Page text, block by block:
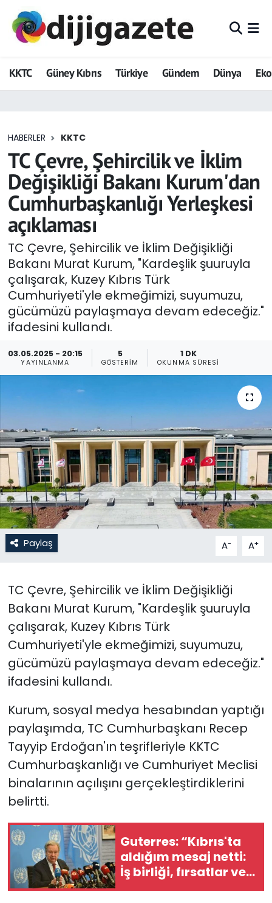
KKTC Güney Kıbrıs Türkiye Gündem Dünya
HABERLER KKTC
TC Çevre, Şehircilik ve İklim
Değişikliği Bakanı Kurum'dan
Cumhurbaşkanlığı Yerleşkesi
açıklaması
TC Çevre, Şehircilik ve İklim Değişikliği
Bakanı Murat Kurum, "Kardeşlik şuuruyla
çalışarak, Kuzey Kıbrıs Türk
Cumhuriyeti'yle ekmeğimizi, suyumuzu,
gücümüzü paylaşmaya devam edeceğiz."
ifadesini kullandı.
03.05.2025 - 20:15
YAYINLANMA
5
GÖSTERIM
1 DK
OKUNMA SÜRESI
Paylaş A- A+
TC Çevre, Şehircilik ve İklim Değişikliği
Bakanı Murat Kurum, "Kardeşlik şuuruyla
çalışarak, Kuzey Kıbrıs Türk
Cumhuriyeti'yle ekmeğimizi, suyumuzu,
gücümüzü paylaşmaya devam edeceğiz."
ifadesini kullandı.
Kurum, sosyal medya hesabından yaptığı
paylaşımda, TC Cumhurbaşkanı Recep
Tayyip Erdoğan'ın teşrifleriyle KKTC
Cumhurbaşkanlığı ve Cumhuriyet Meclisi
binalarının açılışını gerçekleştirdiklerini
belirtti.
Guterres: “Kıbrıs'ta
aldığım mesaj netti:
İş birliği, fırsatlar ve
barışla şekillenen bir
ADVERTORIAL
Dijigazete
Eğitim
Ekonomi
Foto Galeri
GEZİ
Güncel
Gündem
KKTC
KKTC YEREL SEÇİM 2018
Kültür Sanat
Magazin
Moda
Nöbetçi Eczaneler
Otomobil Dünyası
Politika
Spor
Teknoloji
TÜRKiYE
YAŞAM
Yazarlar
Hava Durumu
Trafik Durumu
Tüm Manşetler
Son Dakika Haberleri
Haber Arşivi